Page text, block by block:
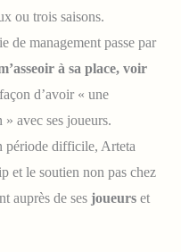
ou trois saisons.
de management passe par
à sa place, voir
d’avoir « une
avec ses joueurs.
période difficile, Arteta
et le soutien non pas chez
auprès de ses joueurs et